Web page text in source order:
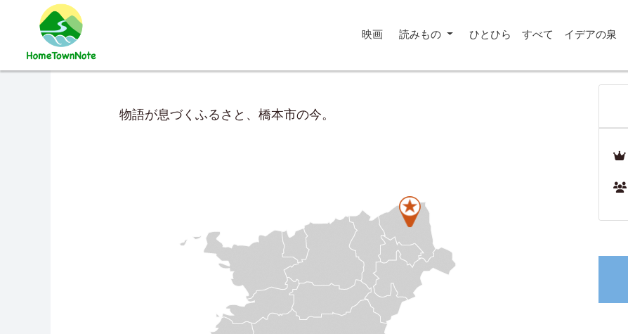
映画 読みもの ひとひら すべて イデアの泉
物語が息づくふるさと、橋本市の今。